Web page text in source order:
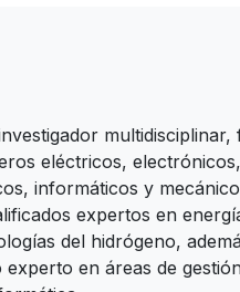
multidisciplinar,
eléctricos, electrónicos,
informáticos y
expertos en
del hidrógeno,
en áreas de